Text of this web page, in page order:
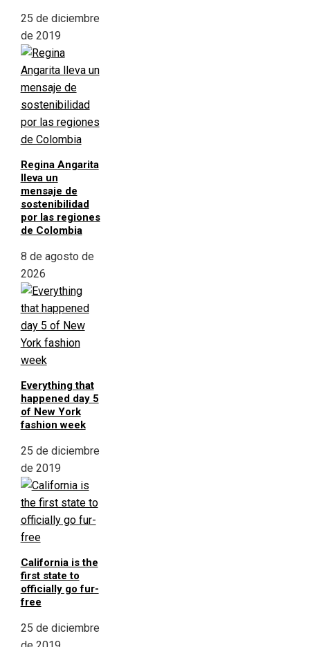
25 de diciembre
de 2019
Regina Angarita
lleva un
mensaje de
sostenibilidad
por las regiones
de Colombia
8 de agosto de
2026
Everything that
happened day 5
of New York
fashion week
25 de diciembre
de 2019
California is the
first state to
officially go fur-
free
25 de diciembre